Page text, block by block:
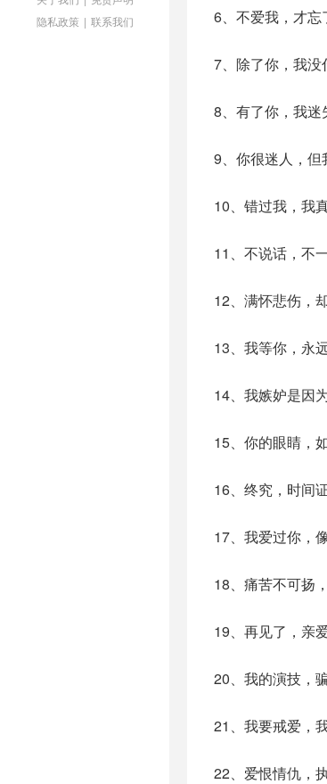
隐私政策 | 联系我们 6、不爱我，才忘
7、除了你，我没
8、有了你，我迷
9、你很迷人，但
10、错过我，我
11、不说话，不
12、满怀悲伤，
13、我等你，永
14、我嫉妒是因
15、你的眼睛，
16、终究，时间
17、我爱过你，
18、痛苦不可扬
19、再见了，亲
20、我的演技，
21、我要戒爱，
22、爱恨情仇，